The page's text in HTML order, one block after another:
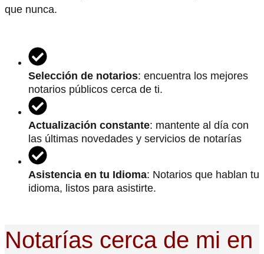
que nunca.
Selección de notarios: encuentra los mejores
notarios públicos cerca de ti.
Actualización constante: mantente al día con
las últimas novedades y servicios de notarías
Asistencia en tu Idioma: Notarios que hablan tu
idioma, listos para asistirte.
Notarías cerca de mi en